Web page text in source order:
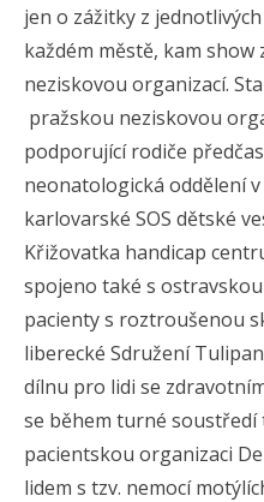
jen o zážitky z
každém městě, kam show
neziskovou organizací.
pražskou neziskovou
podporující rodiče
neonatologická oddělení
karlovarské SOS dětské
Křižovatka handicap
spojeno také s
pacienty s roztroušenou
liberecké Sdružení
dílnu pro lidi se
se během turné
pacientskou organizaci
lidem s tzv. nemocí